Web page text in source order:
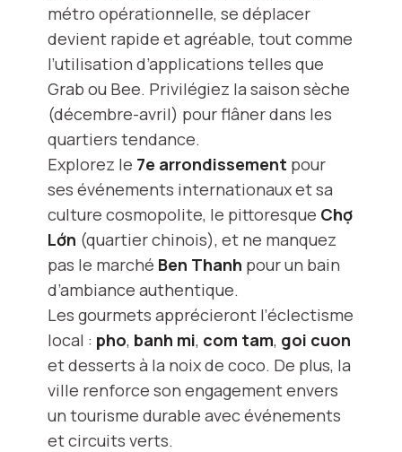
métro opérationnelle, se déplacer
devient rapide et agréable, tout comme
l’utilisation d’applications telles que
Grab ou Bee. Privilégiez la saison sèche
(décembre-avril) pour flâner dans les
quartiers tendance.
Explorez le 7e arrondissement pour
ses événements internationaux et sa
culture cosmopolite, le pittoresque Chợ
Lớn (quartier chinois), et ne manquez
pas le marché Ben Thanh pour un bain
d’ambiance authentique.
Les gourmets apprécieront l’éclectisme
local : pho, banh mi, com tam, goi cuon
et desserts à la noix de coco. De plus, la
ville renforce son engagement envers
un tourisme durable avec événements
et circuits verts.